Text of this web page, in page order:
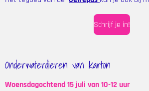
Schrijf je in!
Onderwaterdieren van karton
Woensdagochtend15 juli van 10-12 uur